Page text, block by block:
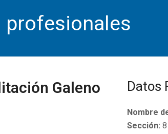
profesionales
Galeno
Datos
Nombre
Sección: 8